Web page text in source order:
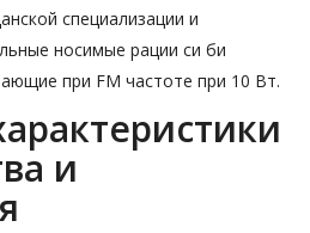
специализации и
носимые рации си би
при FM частоте при 10 Вт.
и